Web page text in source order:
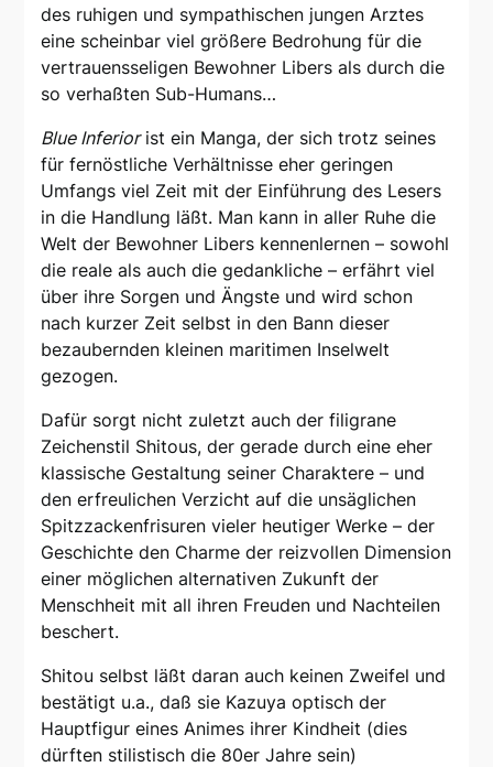
des ruhigen und sympathischen jungen Arztes
eine scheinbar viel größere Bedrohung für die
vertrauensseligen Bewohner Libers als durch die
so verhaßten Sub-Humans…
Blue Inferiorist ein Manga, der sich trotz seines
für fernöstliche Verhältnisse eher geringen
Umfangs viel Zeit mit der Einführung des Lesers
in die Handlung läßt. Man kann in aller Ruhe die
Welt der Bewohner Libers kennenlernen – sowohl
die reale als auch die gedankliche – erfährt viel
über ihre Sorgen und Ängste und wird schon
nach kurzer Zeit selbst in den Bann dieser
bezaubernden kleinen maritimen Inselwelt
gezogen.
Dafür sorgt nicht zuletzt auch der filigrane
Zeichenstil Shitous, der gerade durch eine eher
klassische Gestaltung seiner Charaktere – und
den erfreulichen Verzicht auf die unsäglichen
Spitzzackenfrisuren vieler heutiger Werke – der
Geschichte den Charme der reizvollen Dimension
einer möglichen alternativen Zukunft der
Menschheit mit all ihren Freuden und Nachteilen
beschert.
Shitou selbst läßt daran auch keinen Zweifel und
bestätigt u.a., daß sie Kazuya optisch der
Hauptfigur eines Animes ihrer Kindheit (dies
dürften stilistisch die 80er Jahre sein)